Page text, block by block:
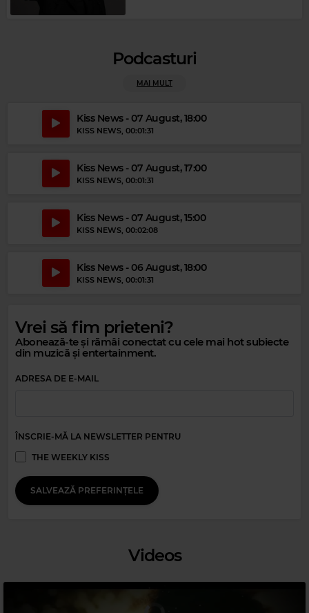
Magic Party Mix
Magic Jazz
Podcasturi
MAI MULT
Kiss News - 07 August, 18:00
KISS NEWS, 00:01:31
Kiss News - 07 August, 17:00
KISS NEWS, 00:01:31
Kiss News - 07 August, 15:00
KISS NEWS, 00:02:08
Kiss News - 06 August, 18:00
KISS NEWS, 00:01:31
Vrei să fim prieteni?
Abonează-te și rămâi conectat cu cele mai hot subiecte
din muzică și entertainment.
ADRESA DE E-MAIL
ÎNSCRIE-MĂ LA NEWSLETTER PENTRU
THE WEEKLY KISS
SALVEAZĂ PREFERINȚELE
Videos